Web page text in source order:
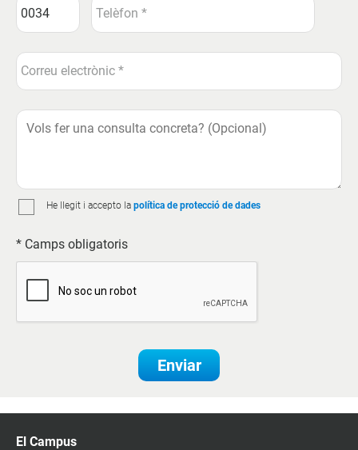
He llegit i accepto la política de protecció de dades
* Camps obligatoris
Enviar
El Campus